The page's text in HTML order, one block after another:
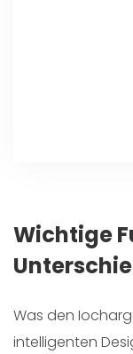
Wichtige
Was den
intelligenten